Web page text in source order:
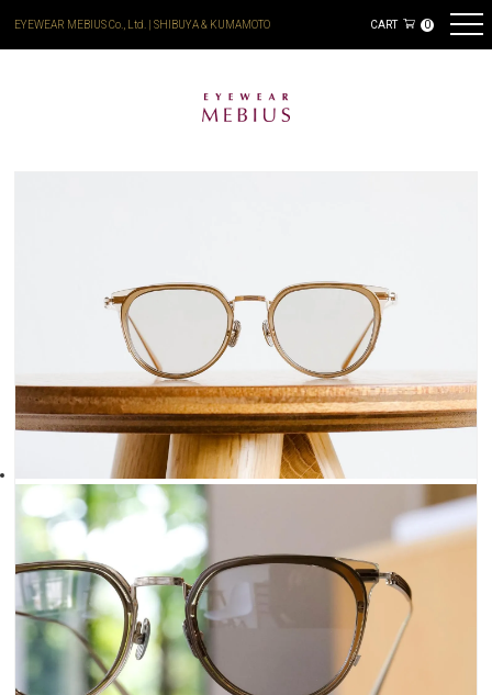
EYEWEAR MEBIUS Co., Ltd. | SHIBUYA & KUMAMOTO CART 0